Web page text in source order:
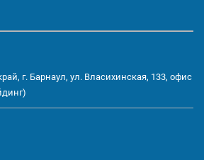
г. Барнаул, ул. Власихинская, 133, офис